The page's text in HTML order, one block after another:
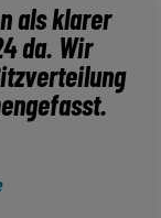
als klarer
da. Wir